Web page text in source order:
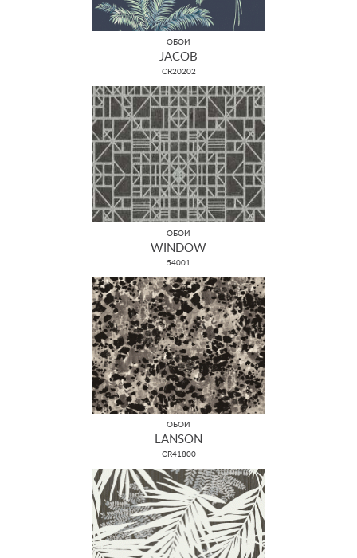
ОБОИ
JACOB
CR20202
ОБОИ
WINDOW
54001
ОБОИ
LANSON
CR41800